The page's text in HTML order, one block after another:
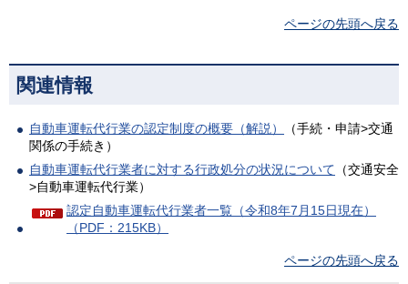
ページの先頭へ戻る
関連情報
自動車運転代行業の認定制度の概要（解説）
（手続・申請>交通
関係の手続き）
自動車運転代行業者に対する行政処分の状況について （交通安全
>自動車運転代行業）
認定自動車運転代行業者一覧（令和8年7月15日現在）
（PDF：215KB）
ページの先頭へ戻る